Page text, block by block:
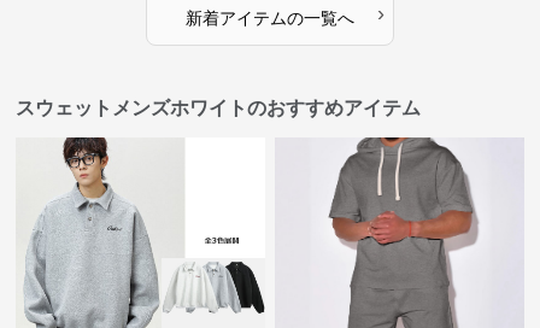
新着アイテムの一覧へ ›
スウェットメンズホワイトのおすすめアイテム